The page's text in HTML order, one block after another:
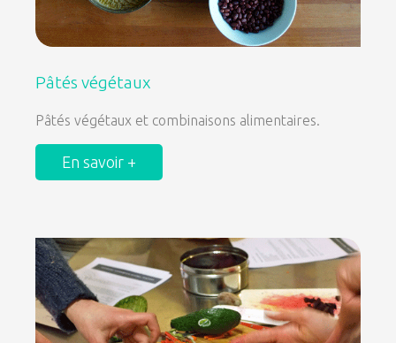
Pâtés végétaux
Pâtés végétaux et combinaisons alimentaires.
En savoir +